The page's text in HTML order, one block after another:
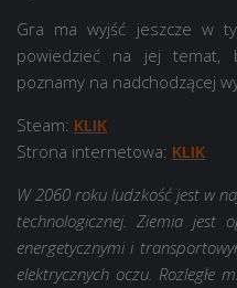
Gra ma wyjść jeszcze w
powiedzieć na jej temat,
poznamy na nadchodzącej
Steam: KLIK
Strona internetowa: KLIK
W 2060 roku ludzkość jest w
technologicznej. Ziemia jest
energetycznymi i
elektrycznych oczu. Rozległe